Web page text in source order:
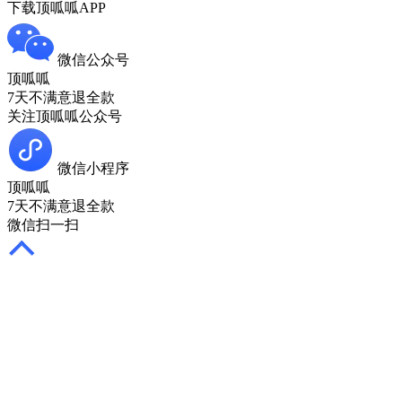
下载顶呱呱APP
微信公众号
顶呱呱
7天不满意退全款
关注顶呱呱公众号
微信小程序
顶呱呱
7天不满意退全款
微信扫一扫